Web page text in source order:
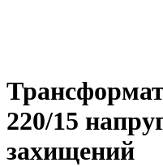
220/15
захищений